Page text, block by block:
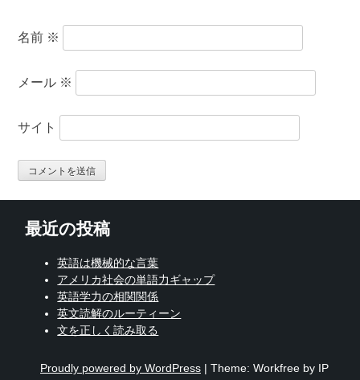
名前 ※
メール ※
サイト
最近の投稿
英語は機械的な言葉
アメリカ社会の単語力ギャップ
英語学力の相関関係
英文読解のルーティーン
文を正しく読み取る
Proudly powered by WordPress | Theme: Workfree by IP